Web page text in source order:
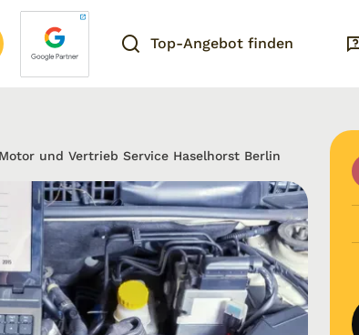
Top-Angebot finden
und Vertrieb Service Haselhorst Berlin